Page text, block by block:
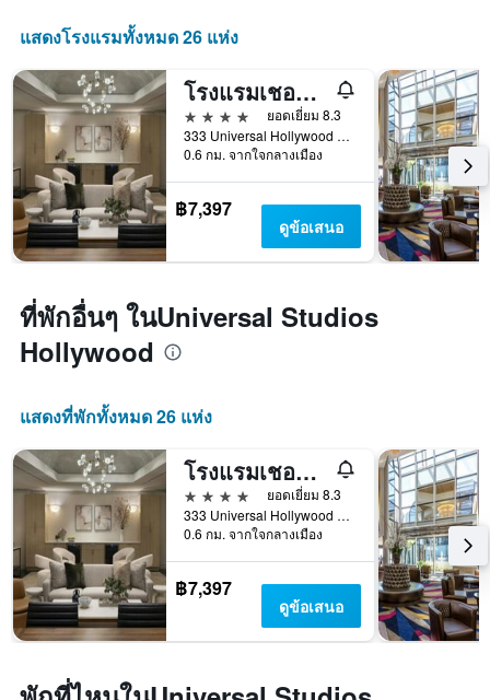
แสดงโรงแรมทั้งหมด 26 แห่ง
โรงแรมเชอราตัน ยูนิเวอร์แซล
4 ดาว
ยอดเยี่ยม 8.3
333 Universal Hollywood Drive, ยูนิเวอร์แซล ซิตี้, CA, สหรัฐอเมริกา
0.6 กม. จากใจกลางเมือง
฿7,397
ดูข้อเสนอ
ที่พักอื่นๆ ในUniversal Studios
Hollywood
แสดงที่พักทั้งหมด 26 แห่ง
โรงแรมเชอราตัน ยูนิเวอร์แซล
4 ดาว
ยอดเยี่ยม 8.3
333 Universal Hollywood Drive, ยูนิเวอร์แซล ซิตี้, CA, สหรัฐอเมริกา
0.6 กม. จากใจกลางเมือง
฿7,397
ดูข้อเสนอ